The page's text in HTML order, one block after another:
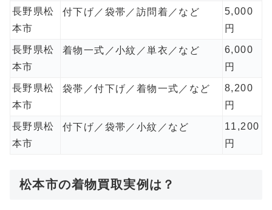
長野県松
本市
付下げ／袋帯／訪問着／など
5,000
円
長野県松
本市
着物一式／小紋／単衣／など
6,000
円
長野県松
本市
袋帯／付下げ／着物一式／など
8,200
円
長野県松
本市
付下げ／袋帯／小紋／など
11,200
円
松本市の着物買取実例は？